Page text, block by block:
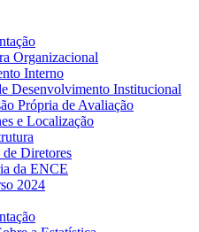
Organizacional
Interno
Desenvolvimento Institucional
Própria de Avaliação
e Localização
de Diretores
da ENCE
2024